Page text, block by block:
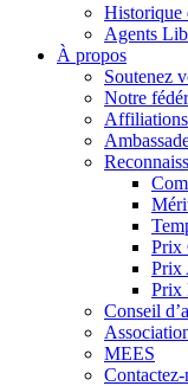
Historique
Agents
À propos
Soutenez
Notre
Affiliations
Prix
Prix
Prix
Conseil
MEES
Contactez-